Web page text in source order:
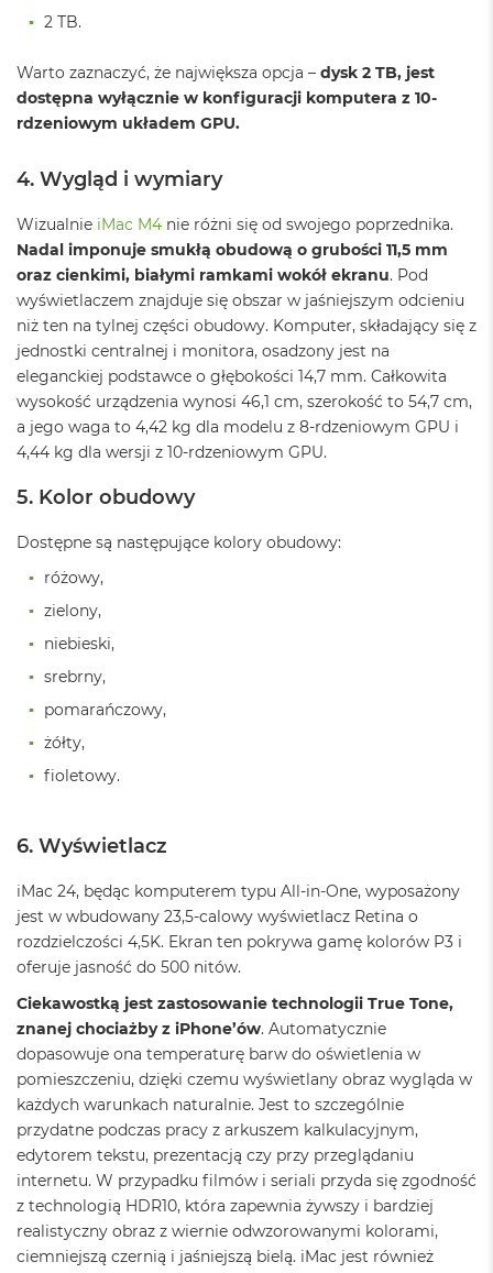
B
o
o
e
2
6
G
B
a
c
B
o
o
k
e
5
2
B
a
B
o
k
r
a
c
B
o
o
k
A
i
r
M
5
M
a
c
B
o
o
k
2 TB.
Warto zaznaczyć, że największa opcja – dysk 2 TB, jest
dostępna wyłącznie w konfiguracji komputera z 10-
rdzeniowym układem GPU.
4. Wygląd i wymiary
Wizualnie iMac M4 nie różni się od swojego poprzednika.
Nadal imponuje smukłą obudową o grubości 11,5 mm
oraz cienkimi, białymi ramkami wokół ekranu. Pod
wyświetlaczem znajduje się obszar w jaśniejszym odcieniu
niż ten na tylnej części obudowy. Komputer, składający się z
jednostki centralnej i monitora, osadzony jest na
eleganckiej podstawce o głębokości 14,7 mm. Całkowita
wysokość urządzenia wynosi 46,1 cm, szerokość to 54,7 cm,
a jego waga to 4,42 kg dla modelu z 8-rdzeniowym GPU i
4,44 kg dla wersji z 10-rdzeniowym GPU.
5. Kolor obudowy
Dostępne są następujące kolory obudowy:
różowy,
zielony,
niebieski,
srebrny,
pomarańczowy,
żółty,
fioletowy.
6. Wyświetlacz
iMac 24, będąc komputerem typu All-in-One, wyposażony
jest w wbudowany 23,5-calowy wyświetlacz Retina o
rozdzielczości 4,5K. Ekran ten pokrywa gamę kolorów P3 i
oferuje jasność do 500 nitów.
Ciekawostką jest zastosowanie technologii True Tone,
znanej chociażby z iPhone’ów. Automatycznie
dopasowuje ona temperaturę barw do oświetlenia w
pomieszczeniu, dzięki czemu wyświetlany obraz wygląda w
każdych warunkach naturalnie. Jest to szczególnie
przydatne podczas pracy z arkuszem kalkulacyjnym,
edytorem tekstu, prezentacją czy przy przeglądaniu
internetu. W przypadku filmów i seriali przyda się zgodność
z technologią HDR10, która zapewnia żywszy i bardziej
realistyczny obraz z wiernie odwzorowanymi kolorami,
ciemniejszą czernią i jaśniejszą bielą. iMac jest również